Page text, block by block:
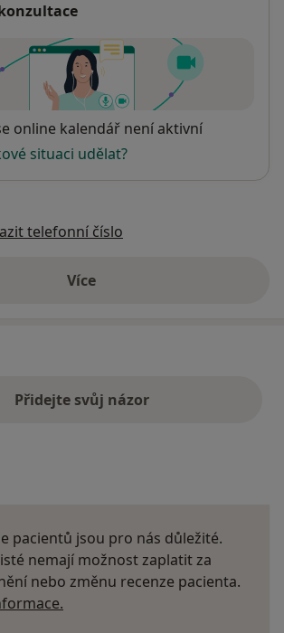
online kalendář není aktivní
situaci udělat?
telefonní číslo
Víceo adrese
Přidejte svůj názor
pacientů jsou pro nás důležité.
nemají možnost zaplatit za
nebo změnu recenze pacienta.